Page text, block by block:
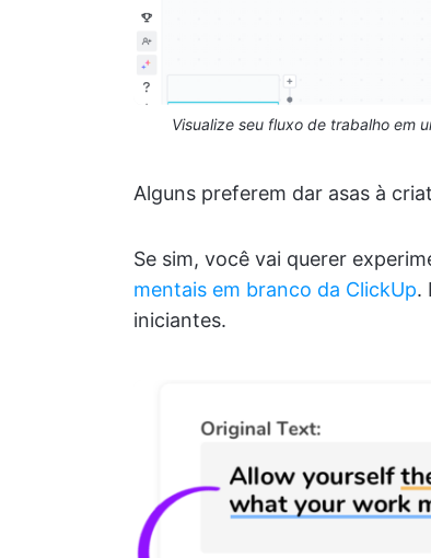
Visualize seu fluxo de trabalho em
Alguns preferem dar asas à
Se sim, você vai querer
mentais em branco da ClickUp.
iniciantes.